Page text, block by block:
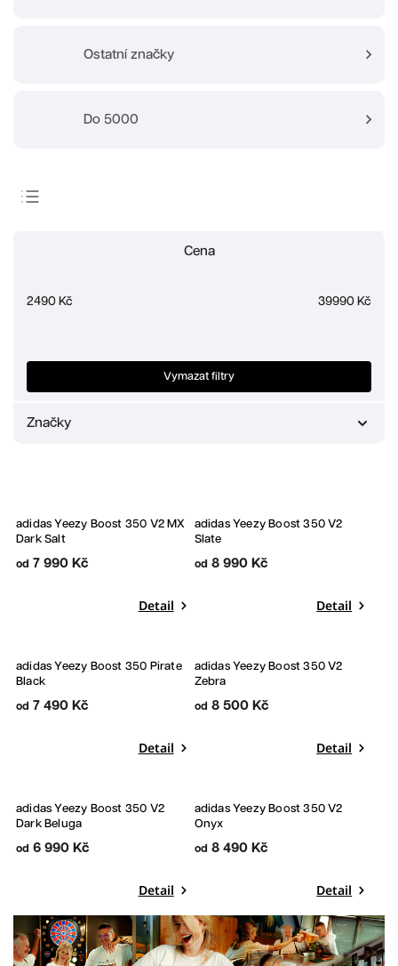
Ostatní značky
Do 5000
Nejprodávanější
Cena
2490 Kč 39990 Kč
Značky
New Balance
Nike
UGG
Vymazat filtry
adidas Yeezy Boost 350 V2 MX
Dark Salt
od 7 990 Kč
Detail
adidas Yeezy Boost 350 V2
Slate
od 8 990 Kč
Detail
adidas Yeezy Boost 350 Pirate
Black
od 7 490 Kč
Detail
adidas Yeezy Boost 350 V2
Zebra
od 8 500 Kč
Detail
adidas Yeezy Boost 350 V2
Dark Beluga
od 6 990 Kč
Detail
adidas Yeezy Boost 350 V2
Onyx
od 8 490 Kč
Detail